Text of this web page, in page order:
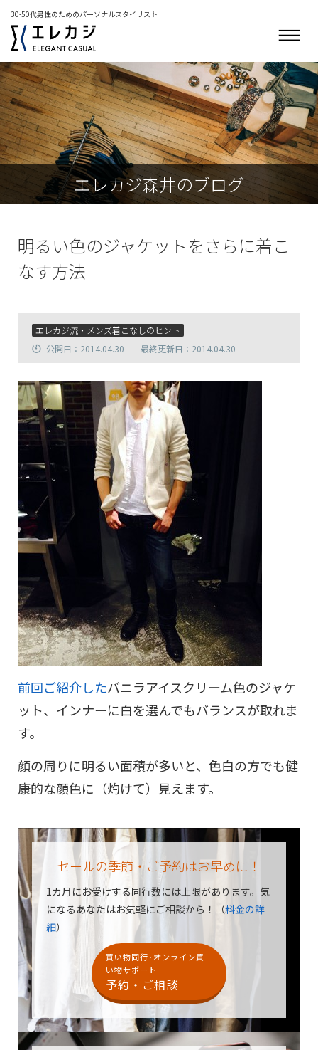
30-50代男性のためのパーソナルスタイリスト
エレカジ森井のブログ
明るい色のジャケットをさらに着こ
なす方法
エレカジ流・メンズ着こなしのヒント
公開日：2014.04.30
最終更新日：2014.04.30
前回ご紹介したバニラアイスクリーム色のジャケ
ット、インナーに白を選んでもバランスが取れま
す。
顔の周りに明るい面積が多いと、色白の方でも健
康的な顔色に（灼けて）見えます。
セールの季節・ご予約はお早めに！
1カ月にお受けする同行数には上限があります。気
になるあなたはお気軽にご相談から！（料金の詳
細）
買い物同行･オンライン買
い物サポート
予約・ご相談